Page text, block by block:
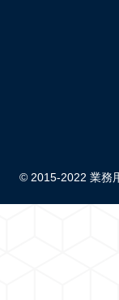
© 2015-2022 業務